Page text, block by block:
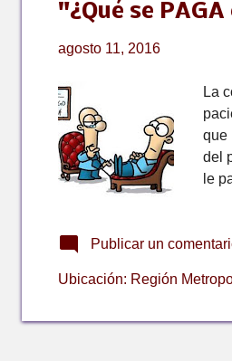
"¿Qué se PAGA
agosto 11, 2016
La
que
del
le
un
Publicar un
Ubicación: Región